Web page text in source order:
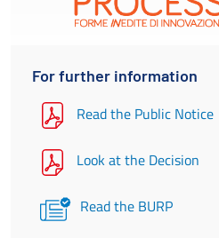
For further information
Read the Public Notice
Look at the Decision
Read the BURP